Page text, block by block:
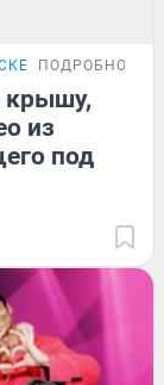
ПОДРОБНОСТИ
крышу,
из
под